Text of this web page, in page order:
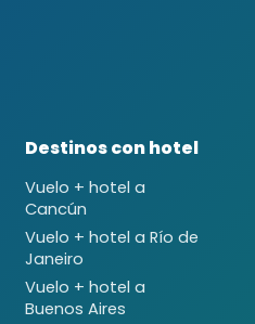
Destinos con hotel
Vuelo + hotel a
Cancún
Vuelo + hotel a Río de
Janeiro
Vuelo + hotel a
Buenos Aires